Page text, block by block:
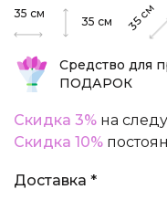
35 см
35 см 35см
Средство для
ПОДАРОК
Скидка 3% на
Скидка 10%
Доставка *